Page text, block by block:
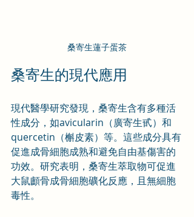
桑寄生蓮子蛋茶
桑寄生的現代應用
現代醫學研究發現，桑寄生含有多種活
性成分，如avicularin（廣寄生甙）和
quercetin（槲皮素）等。這些成分具有
促進成骨細胞成熟和避免自由基傷害的
功效。研究表明，桑寄生萃取物可促進
大鼠顱骨成骨細胞礦化反應，且無細胞
毒性。